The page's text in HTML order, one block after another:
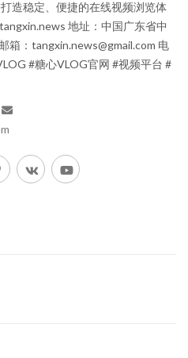
造稳定、便捷的在线视频浏览体
地址：中国广东省中
箱：tangxin.news@gmail.com 电
#糖心VLOG官网 #视频平台 #